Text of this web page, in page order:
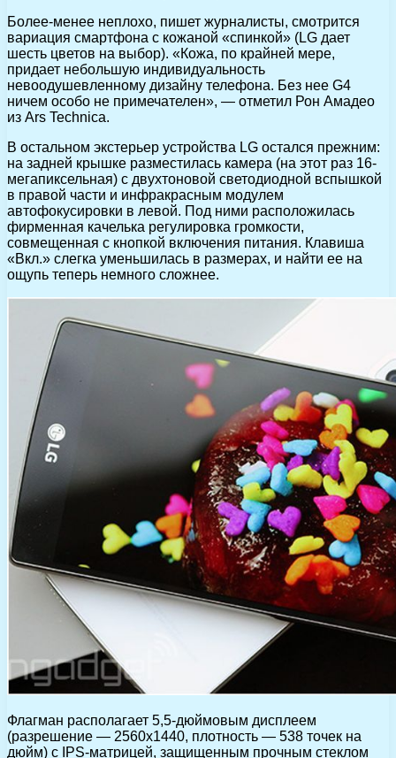
Более-менее неплохо, пишет журналисты, смотрится
вариация смартфона с кожаной «спинкой» (LG дает
шесть цветов на выбор). «Кожа, по крайней мере,
придает небольшую индивидуальность
невоодушевленному дизайну телефона. Без нее G4
ничем особо не примечателен», — отметил Рон Амадео
из Ars Technica.
В остальном экстерьер устройства LG остался прежним:
на задней крышке разместилась камера (на этот раз 16-
мегапиксельная) с двухтоновой светодиодной вспышкой
в правой части и инфракрасным модулем
автофокусировки в левой. Под ними расположилась
фирменная качелька регулировка громкости,
совмещенная с кнопкой включения питания. Клавиша
«Вкл.» слегка уменьшилась в размерах, и найти ее на
ощупь теперь немного сложнее.
Флагман располагает 5,5-дюймовым дисплеем
(разрешение — 2560х1440, плотность — 538 точек на
дюйм) с IPS-матрицей, защищенным прочным стеклом